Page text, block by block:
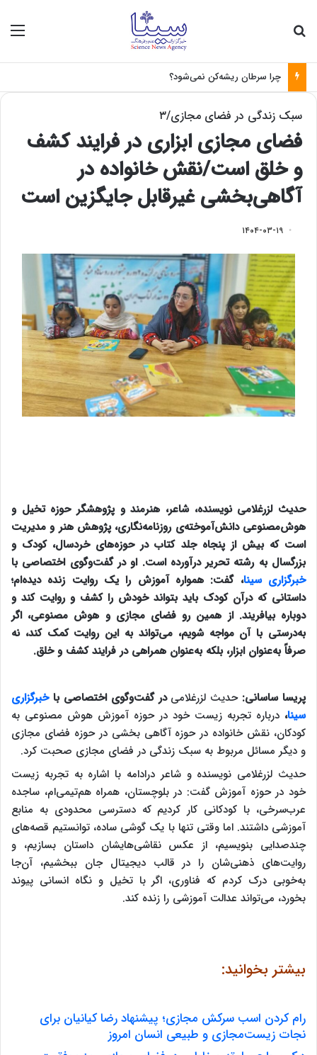
چرا سرطان ریشه‌کن نمی‌شود؟
سبک زندگی در فضای مجازی/۳
فضای مجازی ابزاری در فرایند کشف
و خلق است/نقش خانواده در
آگاهی‌بخشی غیرقابل جایگزین است
۱۴۰۴-۰۳-۱۹
حدیث لزرغلامی نویسنده، شاعر، هنرمند و پژوهشگر حوزه تخیل و
هوش‌مصنوعی دانش‌آموخته‌ی روزنامه‌نگاری، پژوهش هنر و مدیریت
است که بیش از پنجاه جلد کتاب در حوزه‌های خردسال، کودک و
بزرگسال به رشته تحریر درآورده است. او در گفت‌و‌گوی اختصاصی با
خبرگزاری سینا، گفت: همواره آموزش را یک روایت زنده دیده‌ام؛
داستانی که درآن کودک باید بتواند خودش را کشف و روایت کند و
دوباره بیافریند. از همین رو فضای مجازی و هوش مصنوعی، اگر
به‌درستی با آن مواجه شویم، می‌تواند به این روایت کمک کند، نه
صرفاً به‌عنوان ابزار، بلکه به‌عنوان همراهی در فرایند کشف و خلق.
پریسا ساسانی: حدیث لزرغلامیدر گفت‌و‌گوی اختصاصی باخبرگزاری
سینا، درباره تجربه زیست خود در حوزه آموزش هوش مصنوعی به
کودکان، نقش خانواده در حوزه آگاهی بخشی در حوزه فضای مجازی
و دیگر مسائل مربوط به سبک زندگی در فضای مجازی صحبت کرد.
حدیث لزرغلامی نویسنده و شاعر درادامه با اشاره به تجربه زیست
خود در حوزه آموزش گفت: در بلوچستان، همراه هم‌تیمی‌ام، ساجده
عرب‌سرخی، با کودکانی کار کردیم که دسترسی محدودی به منابع
آموزشی داشتند. اما وقتی تنها با یک گوشی ساده، توانستیم قصه‌های
چندصدایی بنویسیم، از عکس‌ نقاشی‌هایشان داستان بسازیم، و
روایت‌های ذهنی‌شان را در قالب دیجیتال جان ببخشیم، آن‌جا
به‌خوبی درک کردم که فناوری، اگر با تخیل و نگاه انسانی پیوند
بخورد، می‌تواند عدالت آموزشی را زنده کند.
بیشتر بخوانید:
رام کردن اسب سرکش مجازی؛ پیشنهاد رضا کیانیان برای
نجات زیست‌مجازی و طبیعی انسان امروز